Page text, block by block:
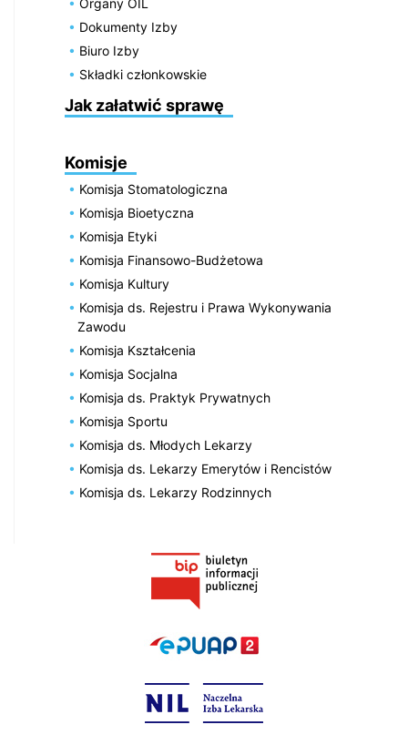
Dokumenty Izby
Biuro Izby
Składki członkowskie
Jak załatwić sprawę
Komisje
Komisja Stomatologiczna
Komisja Bioetyczna
Komisja Etyki
Komisja Finansowo-Budżetowa
Komisja Kultury
Komisja ds. Rejestru i Prawa Wykonywania
Zawodu
Komisja Kształcenia
Komisja Socjalna
Komisja ds. Praktyk Prywatnych
Komisja Sportu
Komisja ds. Młodych Lekarzy
Komisja ds. Lekarzy Emerytów i Rencistów
Komisja ds. Lekarzy Rodzinnych